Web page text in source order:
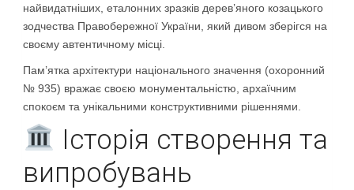
найвидатніших, еталонних зразків дерев’яного козацького
зодчества Правобережної України, який дивом зберігся на
своєму автентичному місці.
Пам’ятка архітектури національного значення (охоронний
№ 935) вражає своєю монументальністю, архаїчним
спокоєм та унікальними конструктивними рішеннями.
Історія створення та
випробувань